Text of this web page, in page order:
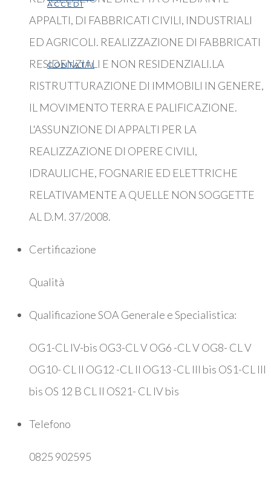
ACCEDI
CONTATTI
APPALTI, DI FABBRICATI CIVILI, INDUSTRIALI
ED AGRICOLI. REALIZZAZIONE DI FABBRICATI
RESIDENZIALI E NON RESIDENZIALI.LA
RISTRUTTURAZIONE DI IMMOBILI IN GENERE,
IL MOVIMENTO TERRA E PALIFICAZIONE.
L'ASSUNZIONE DI APPALTI PER LA
REALIZZAZIONE DI OPERE CIVILI,
IDRAULICHE, FOGNARIE ED ELETTRICHE
RELATIVAMENTE A QUELLE NON SOGGETTE
AL D.M. 37/2008.
Certificazione
Qualità
Qualificazione SOA Generale e Specialistica:
OG1-CL IV-bis OG3-CL V OG6 -CL V OG8- CL V
OG10- CL II OG12 -CL II OG13 -CL III bis OS1-CL III
bis OS 12 B CL II OS21- CL IV bis
Telefono
0825 902595